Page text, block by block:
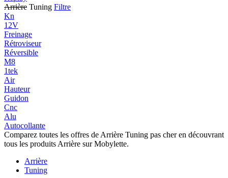
Arrière Tuning Filtre
Kn
12V
Freinage
Rétroviseur
Réversible
M8
1tek
Air
Hauteur
Guidon
Cnc
Alu
Autocollante
Comparez toutes les offres de Arrière Tuning pas cher en découvrant
tous les produits Arrière sur Mobylette.
Arrière
Tuning